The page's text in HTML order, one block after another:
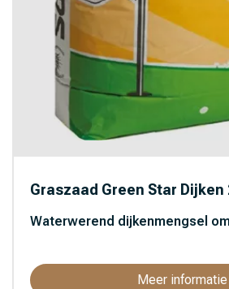
Graszaad Green Star Dijken
Waterwerend dijkenmengsel
Meer informatie